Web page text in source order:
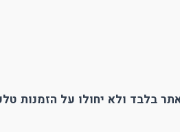
בלבד ולא יחולו על הזמנות